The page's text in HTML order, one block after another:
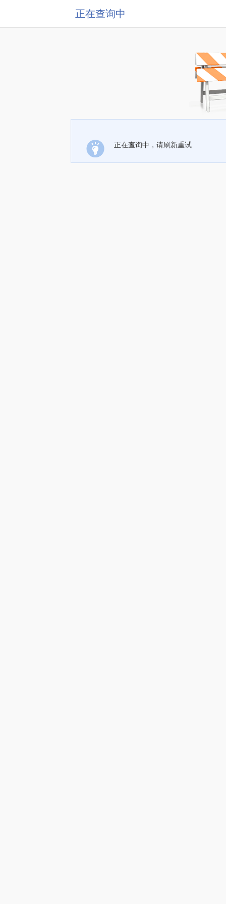
正在查询中
正在查询中，请刷新重试